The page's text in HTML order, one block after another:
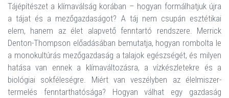
Tájépítészet a klímaválság korában – hogyan formálhatjuk újra
a tájat és a mezőgazdaságot? A táj nem csupán esztétikai
elem, hanem az élet alapvető fenntartó rendszere. Merrick
Denton-Thompson előadásában bemutatja, hogyan rombolta le
a monokultúrás mezőgazdaság a talajok egészségét, és milyen
hatása van ennek a klímaváltozásra, a vízkészletekre és a
biológiai sokféleségre. Miért van veszélyben az élelmiszer-
termelés fenntarthatósága? Hogyan válhat egy gazdaság